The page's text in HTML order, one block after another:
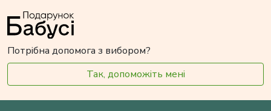
Потрібна допомога з вибором?
Так, допоможіть мені